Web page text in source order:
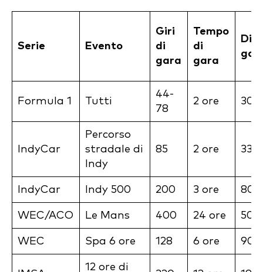
Serie Evento
Giri
di
gara
Tempo
di
gara
Formula 1 Tutti
44-
78
2 ore
IndyCar
Percorso
stradale di
Indy
85 2 ore
IndyCar Indy 500 200 3 ore
WEC/ACO Le Mans 400 24 ore
WEC Spa 6 ore 128 6 ore
12 ore di